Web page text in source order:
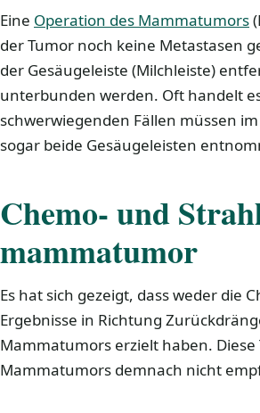
Eine Operation des Mammatumors
der Tumor noch keine Metastasen
der Gesäugeleiste (Milchleiste)
unterbunden werden. Oft handelt
schwerwiegenden Fällen müssen
sogar beide Gesäugeleisten
Chemo- und
mammatumor
Es hat sich gezeigt, dass weder die
Ergebnisse in Richtung
Mammatumors erzielt haben.
Mammatumors demnach nicht